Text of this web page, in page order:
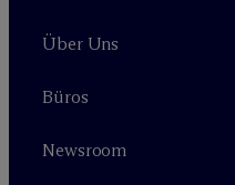
Über Uns
Büros
Newsroom